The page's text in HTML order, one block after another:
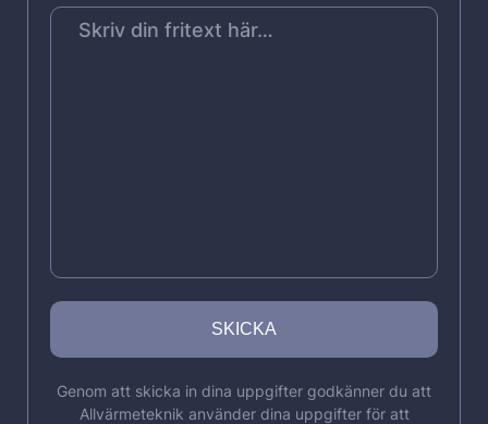
Genom att skicka in dina uppgifter godkänner du att
Allvärmeteknik använder dina uppgifter för att